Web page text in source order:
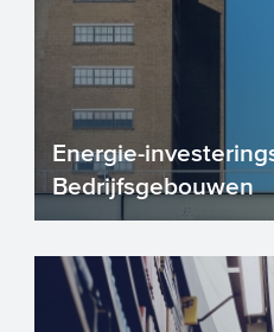
Energie-
Bedrijfsgebouwen
Energie-
Hoofdstuk A.